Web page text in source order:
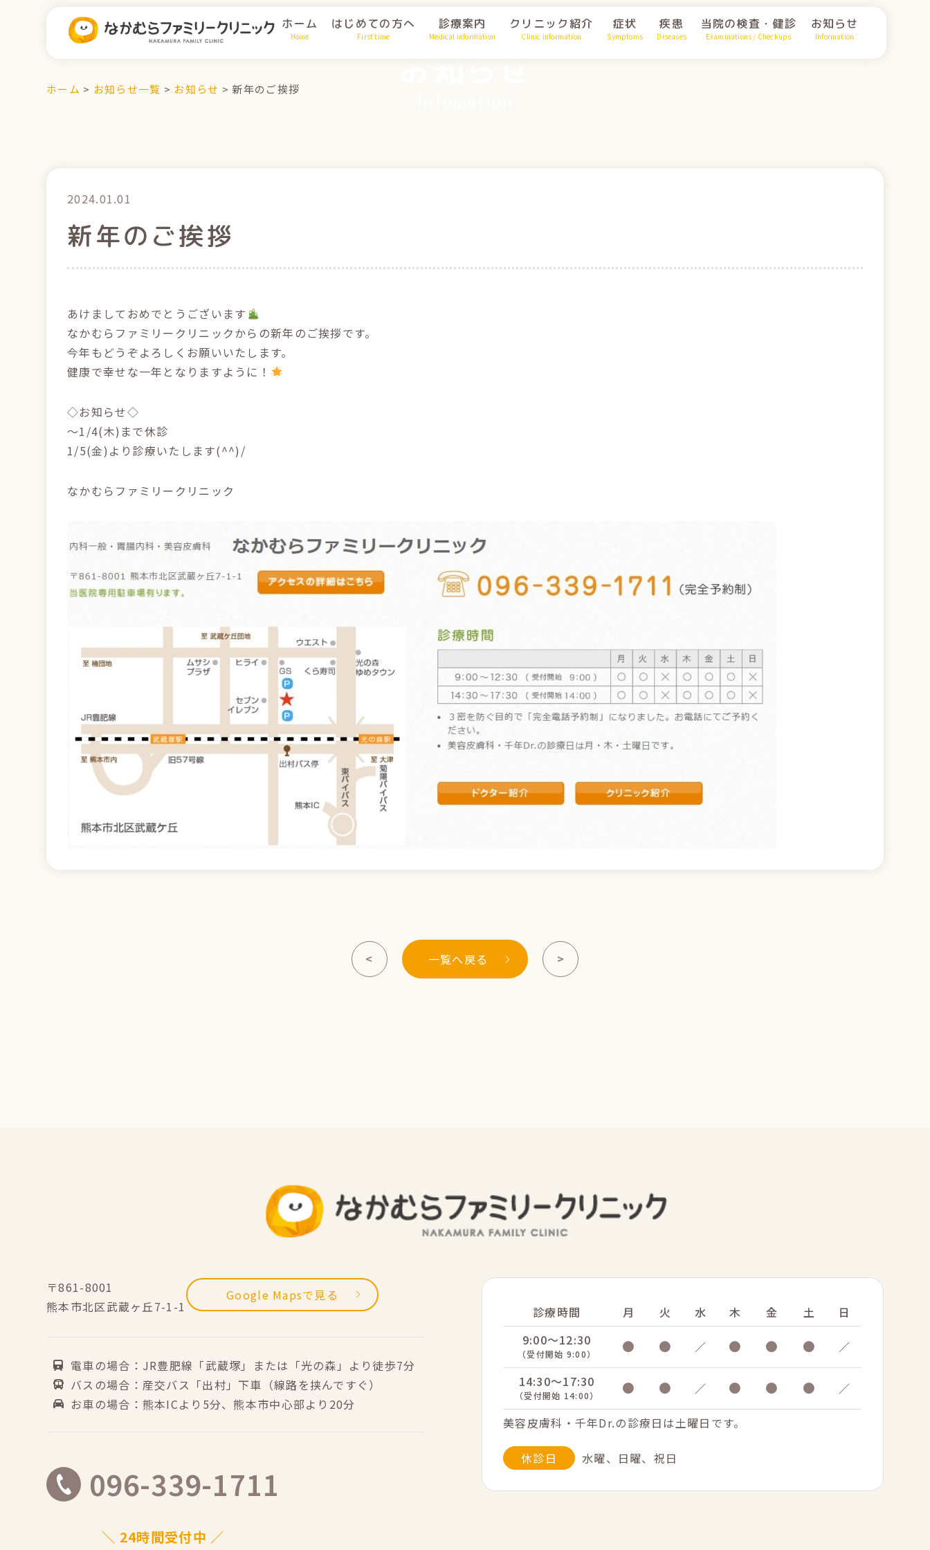
ホーム
Home
はじめての方へ
First time
診療案内
Medical information
クリニック紹介
Clinic information
症状
Symptoms
疾患
Diseases
当院の検査・健診
Examinations / Checkups
お知らせ
Information
ホーム > お知らせ一覧 > お知らせ > 新年のご挨拶
2024.01.01
新年のご挨拶
あけましておめでとうございます
なかむらファミリークリニックからの新年のご挨拶です。
今年もどうぞよろしくお願いいたします。
健康で幸せな一年となりますように！
◇お知らせ◇
～1/4(木)まで休診
1/5(金)より診療いたします(^^)/
なかむらファミリークリニック
< 一覧へ戻る >
〒861-8001
熊本市北区武蔵ヶ丘7-1-1
Google Mapsで見る
電車の場合：JR豊肥線「武蔵塚」または「光の森」より徒歩7分
バスの場合：産交バス「出村」下車（線路を挟んですぐ）
お車の場合：熊本ICより5分、熊本市中心部より20分
096-339-1711
＼ 24時間受付中 ／
診療時間 月 火 水 木 金 土
日
9:00～12:30
（受付開始 9:00） ● ● ／ ● ● ● ／
14:30～17:30
（受付開始 14:00） ● ● ／ ● ● ● ／
美容皮膚科・千年Dr.の診療日は土曜日です。
休診日 水曜、日曜、祝日